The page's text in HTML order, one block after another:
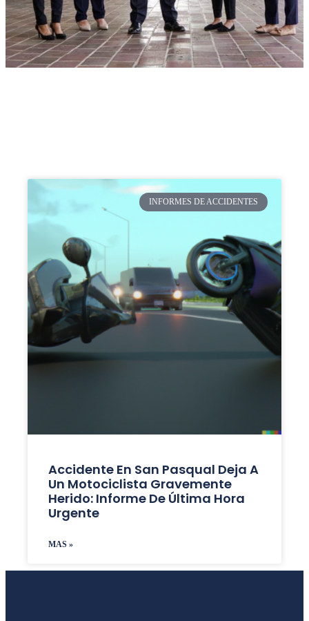
INFORMES DE ACCIDENTES
Accidente En San Pasqual Deja A
Un Motociclista Gravemente
Herido: Informe De Última Hora
Urgente
MAS »